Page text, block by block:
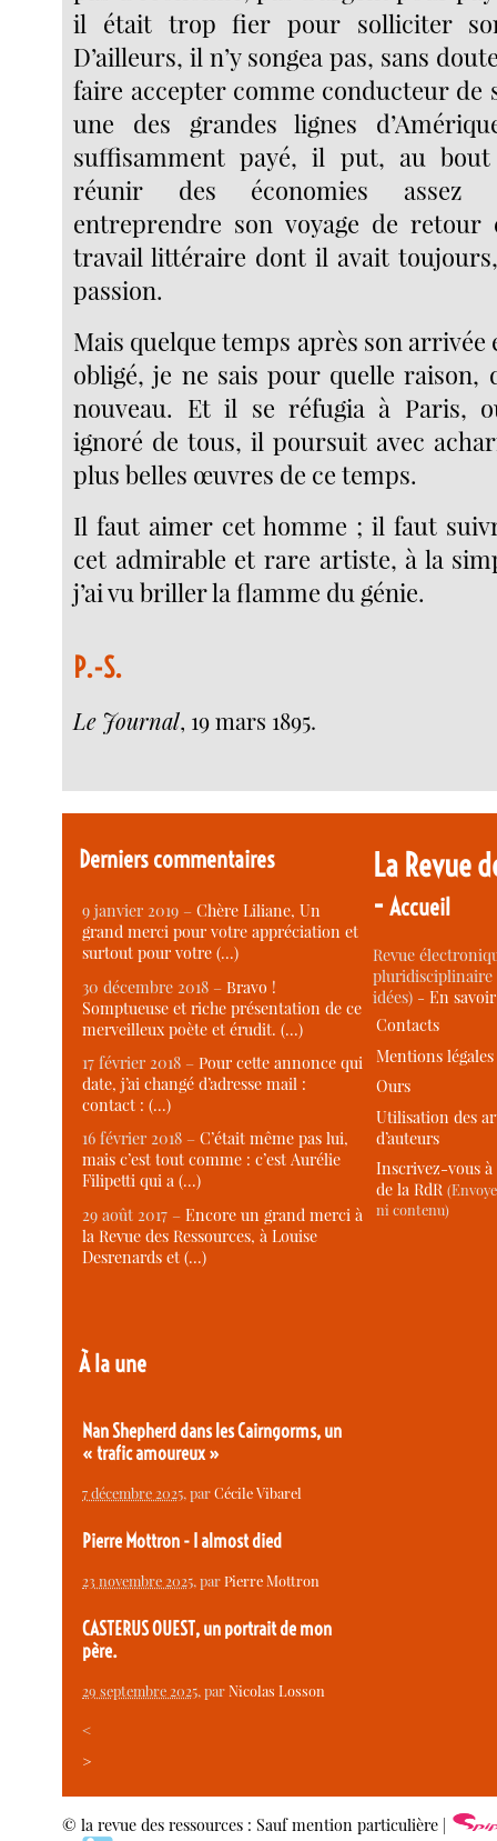
il était trop fier pour solliciter
D’ailleurs, il n’y songea pas, sans
faire accepter comme conducteur de
une des grandes lignes
suffisamment payé, il put, au
réunir des économies assez
entreprendre son voyage de
travail littéraire dont il avait
passion.
Mais quelque temps après son arrivée
obligé, je ne sais pour quelle raison,
nouveau. Et il se réfugia à Paris,
ignoré de tous, il poursuit avec
plus belles œuvres de ce temps.
Il faut aimer cet homme ; il faut
cet admirable et rare artiste, à la
j’ai vu briller la flamme du génie.
P.-S.
Le Journal, 19 mars 1895.
Derniers commentaires
9 janvier 2019 –Chère Liliane, Un
grand merci pour votre appréciation et
surtout pour votre (…)
30 décembre 2018 –Bravo !
Somptueuse et riche présentation de ce
merveilleux poète et érudit. (…)
17 février 2018 –Pour cette annonce qui
date, j’ai changé d’adresse mail :
contact : (…)
16 février 2018 –C’était même pas lui,
mais c’est tout comme : c’est Aurélie
Filipetti qui a (…)
29 août 2017 –Encore un grand merci à
la Revue des Ressources, à Louise
Desrenards et (…)
À la une
Nan Shepherd dans les Cairngorms, un
« trafic amoureux »
7 décembre 2025, parCécile Vibarel
Pierre Mottron - I almost died
23 novembre 2025, parPierre Mottron
CASTERUS OUEST, un portrait de mon
père.
29 septembre 2025, parNicolas Losson
<
>
La Revue
-Accueil
Revue
idées) -En
Contacts
Mentions légales
Ours
Utilisation des
d’auteurs
Inscrivez-vous
de la RdR
ni contenu)
© la revue des ressources : Sauf mention particulière |